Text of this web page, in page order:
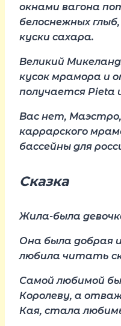
окнами вагона
белоснежных
куски сахара.
Великий
кусок мрамора и
получается Pieta
Вас нет,
каррарского
бассейны для
Сказка
Жила-была
Она была добрая
любила читать
Самой любимой
Королеву, а
Кая, стала